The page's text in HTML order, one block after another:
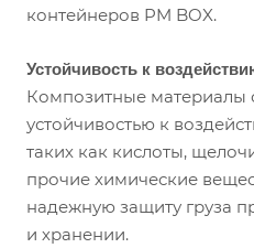
контейнеров PM BOX.
Устойчивость к
Композитные материалы
устойчивостью к
таких как кислоты,
прочие химические
надежную защиту груза
и хранении.